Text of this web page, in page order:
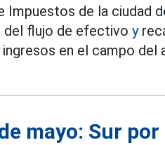
Impuestos de la ciudad
del flujo de efectivoy
en el campo del
mayo: Sur